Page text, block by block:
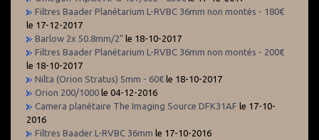
Filtres Baader Planétarium L-RVBC 36mm non montés - 180€
le 17-12-2017
Barlow 2x 50.8mm/2" le 18-10-2017
Filtres Baader Planétarium L-RVBC 36mm non montés - 200€
le 18-10-2017
Nilta (Orion Stratus) 5mm - 60€ le 18-10-2017
Orion 200/1000 le 04-12-2016
Camera planétaire The Imaging Source DFK31AF le 17-10-
2016
Filtres Baader L-RVBC 36mm le 17-10-2016